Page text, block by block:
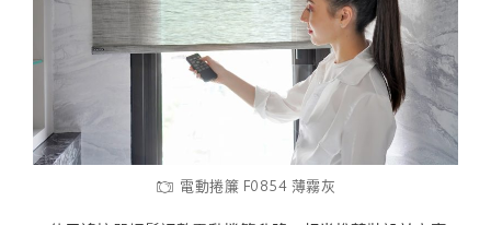
電動捲簾 F0854 薄霧灰